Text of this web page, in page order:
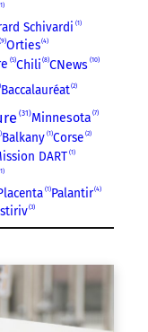
1
Schivardi 1
9 Orties 4
5 Chili 8 CNews 10
Baccalauréat 2
31 Minnesota 7
Balkany 1 Corse 2
DART 1
1
1 Palantir 4
3